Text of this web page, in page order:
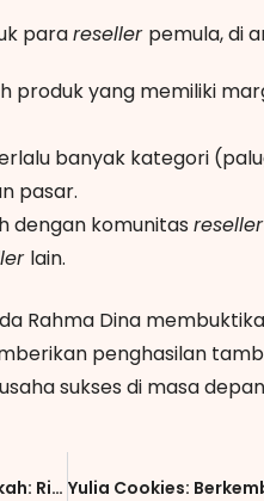
parareseller pemula, di
produk yang memiliki
banyak kategori
pasar.
dengan komunitas reseller
lain.
Rahma Dina
penghasilan
sukses di masa
Dari Rizka Hijab, Garmen, hingga Ternak Berkah: Rizka Dwi Fauziah, Inspirasi Pengusaha Wanita Masa Kini